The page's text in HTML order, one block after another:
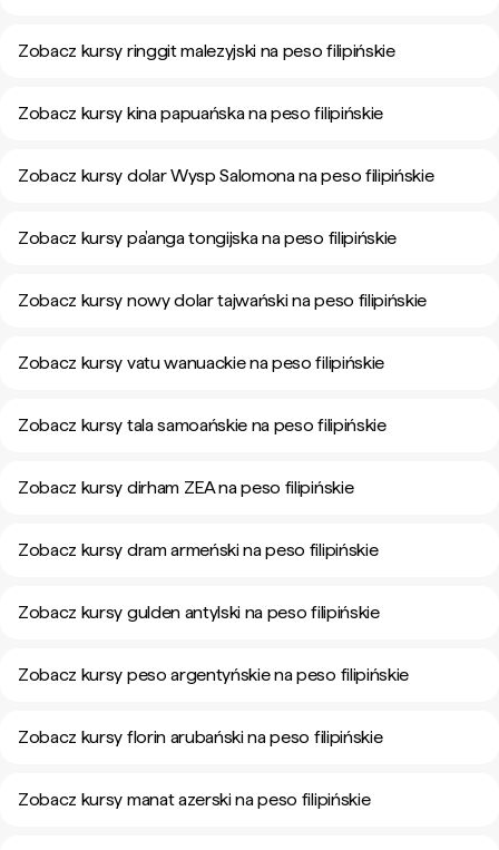
Zobacz kursy ringgit malezyjski na peso filipińskie
Zobacz kursy kina papuańska na peso filipińskie
Zobacz kursy dolar Wysp Salomona na peso filipińskie
Zobacz kursy pa’anga tongijska na peso filipińskie
Zobacz kursy nowy dolar tajwański na peso filipińskie
Zobacz kursy vatu wanuackie na peso filipińskie
Zobacz kursy tala samoańskie na peso filipińskie
Zobacz kursy dirham ZEA na peso filipińskie
Zobacz kursy dram armeński na peso filipińskie
Zobacz kursy gulden antylski na peso filipińskie
Zobacz kursy peso argentyńskie na peso filipińskie
Zobacz kursy florin arubański na peso filipińskie
Zobacz kursy manat azerski na peso filipińskie